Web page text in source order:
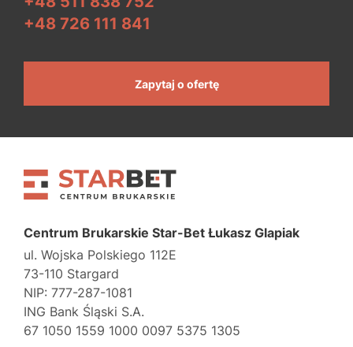
+48 726 111 841
Zapytaj o ofertę
Centrum Brukarskie Star-Bet Łukasz Glapiak
ul. Wojska Polskiego 112E
73-110 Stargard
NIP: 777-287-1081
ING Bank Śląski S.A.
67 1050 1559 1000 0097 5375 1305